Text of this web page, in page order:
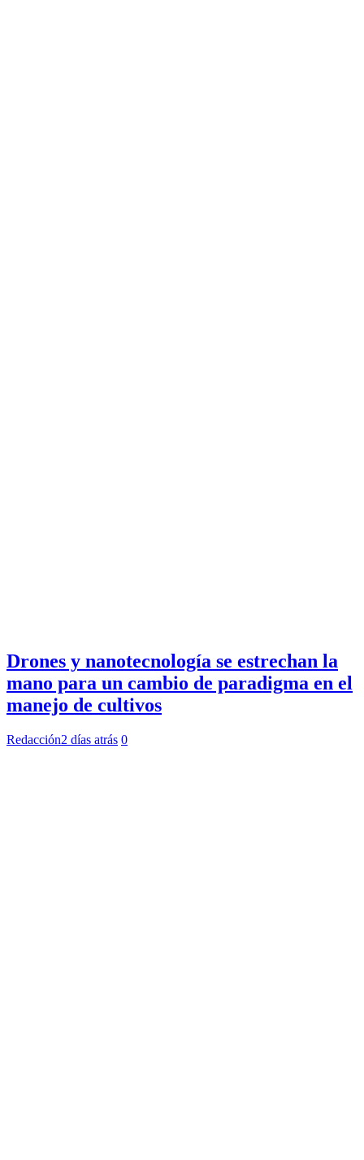
Drones y nanotecnología se estrechan la
mano para un cambio de paradigma en el
manejo de cultivos
Redacción2 días atrás 0